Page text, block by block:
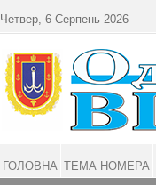
Четвер, 6 Серпень 2026
ГОЛОВНА ТЕМА НОМЕРА